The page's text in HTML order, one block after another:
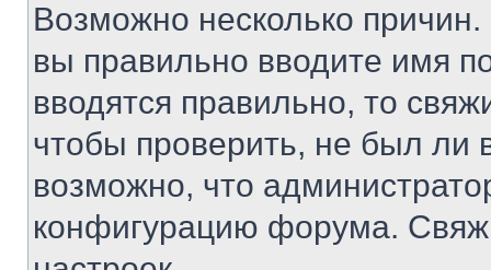
Возможно несколько
вы правильно вводите имя
вводятся правильно, то
чтобы проверить, не был ли
возможно, что
конфигурацию форума.